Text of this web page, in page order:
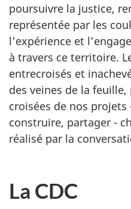
poursuivre la justice,
représentée par les
l'expérience et
à travers ce territoire.
entrecroisés et
des veines de la
croisées de nos projets
construire, partager -
réalisé par la
La CDC